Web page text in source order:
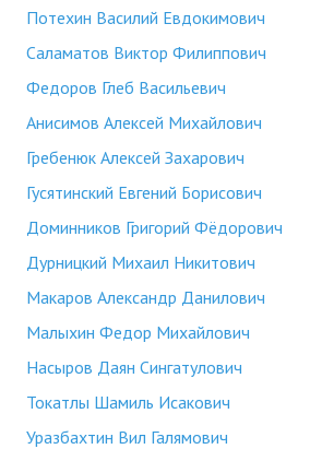
Потехин Василий Евдокимович
Саламатов Виктор Филиппович
Федоров Глеб Васильевич
Анисимов Алексей Михайлович
Гребенюк Алексей Захарович
Гусятинский Евгений Борисович
Доминников Григорий Фёдорович
Дурницкий Михаил Никитович
Макаров Александр Данилович
Малыхин Федор Михайлович
Насыров Даян Сингатулович
Токатлы Шамиль Исакович
Уразбахтин Вил Галямович